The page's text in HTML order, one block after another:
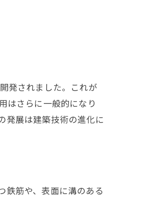
発されました。これが
はさらに一般的になり
発展は建築技術の進化に
鉄筋や、表面に溝のある